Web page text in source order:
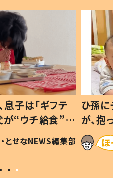
子は「ギフテ
が“ウチ給食”を
とは #令和の親
とせなNEWS編集部
ひ孫
が、
「涙が
い」